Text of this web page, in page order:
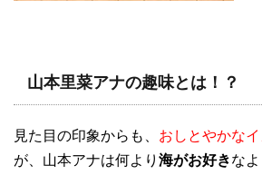
山本里菜アナの趣味とは！？
見た目の印象からも、 おしとやかな
が、山本アナは何より 海がお好きなよ